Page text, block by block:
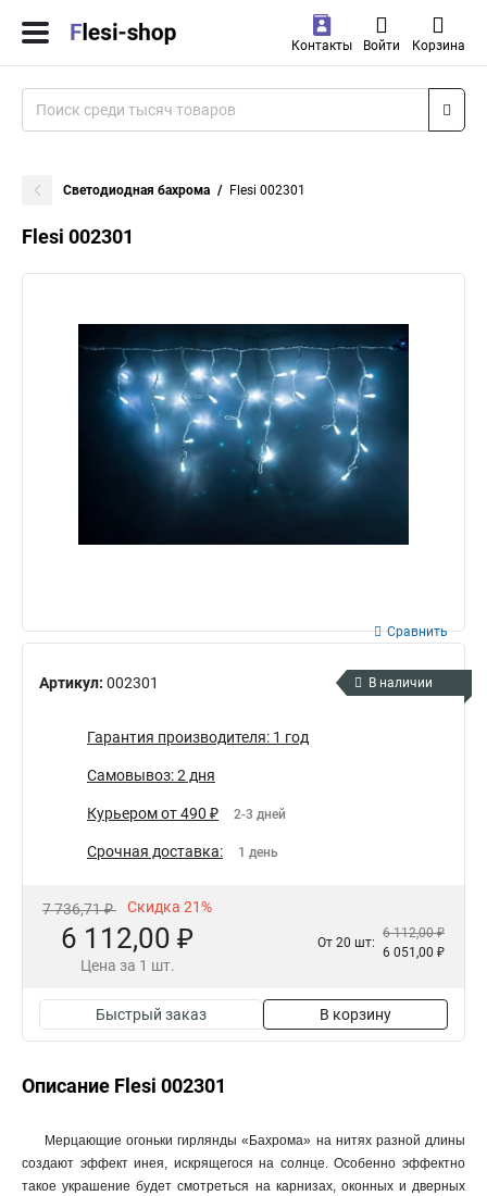
Контакты Войти Корзина
Светодиодная бахрома Flesi 002301
Flesi 002301
Артикул: 002301
Сравнить
В наличии
Гарантия производителя: 1 год
Самовывоз: 2 дня
Курьером от 490 ₽ 2-3 дней
Срочная доставка: 1 день
7 736,71 ₽ Скидка 21%
6 112,00 ₽
Цена за 1 шт.
От 20 шт:
6 112,00 ₽
6 051,00 ₽
Быстрый заказ В корзину
Описание Flesi 002301
Мерцающие огоньки гирлянды «Бахрома» на нитях разной длины
создают эффект инея, искрящегося на солнце. Особенно эффектно
такое украшение будет смотреться на карнизах, оконных и дверных